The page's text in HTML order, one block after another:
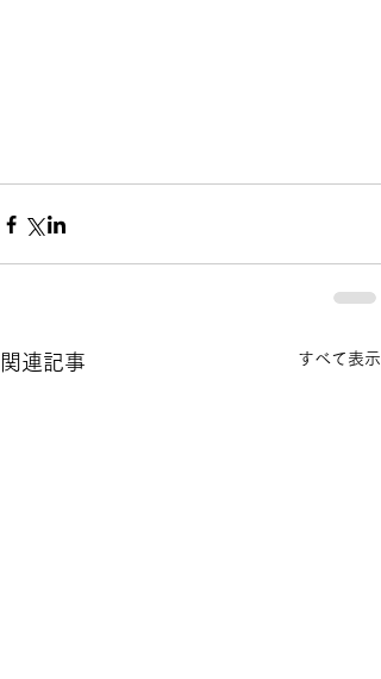
関連記事 すべて表示